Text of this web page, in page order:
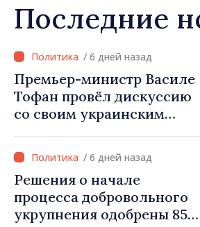
Последние
/ 6 дней назад
Премьер-министр Василе
Тофан провёл дискуссию
со своим украинским
Корецким: «Наши
государства выстроили
отношения, основанные на
доверии и солидарности,
которые мы хотим
/ 6 дней назад
Решения о начале
процесса добровольного
укрупнения одобрены 85